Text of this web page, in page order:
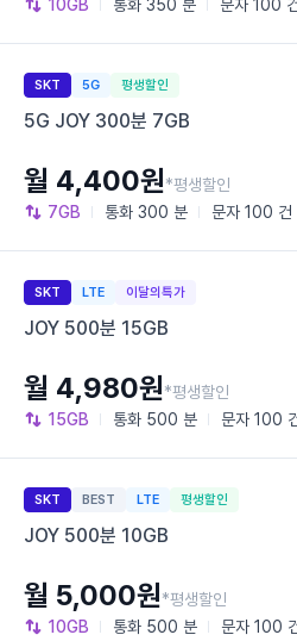
10GB 통화 350 분 문자 100
SKT 5G 평생할인
5G JOY 300분 7GB
7GB 통화 300 분 문자 100 건
월 4,400원*평생할인
SKT LTE 이달의특가
JOY 500분 15GB
15GB 통화 500 분 문자 100
월 4,980원*평생할인
SKT BEST LTE 평생할인
JOY 500분 10GB
10GB 통화 500 분 문자 100
월 5,000원*평생할인